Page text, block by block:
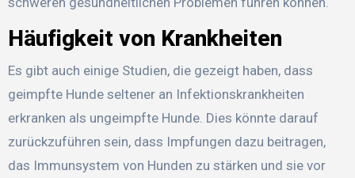
Häufigkeit von Krankheiten
Es gibt auch einige Studien, die gezeigt haben, dass
geimpfte Hunde seltener an Infektionskrankheiten
erkranken als ungeimpfte Hunde. Dies könnte darauf
zurückzuführen sein, dass Impfungen dazu beitragen,
das Immunsystem von Hunden zu stärken und sie vor